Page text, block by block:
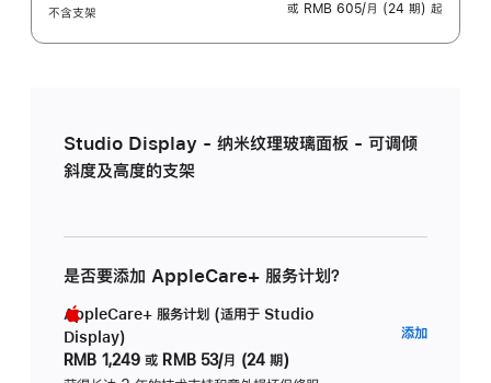
不含支架
或 RMB 605/月 (24 期) 起
Studio Display - 纳米纹理玻璃面板 - 可调倾
斜度及高度的支架
是否要添加 AppleCare+ 服务计划？
AppleCare+ 服务计划 (适用于 Studio
Display)
RMB 1,249 或 RMB 53/月 (24 期)
添加